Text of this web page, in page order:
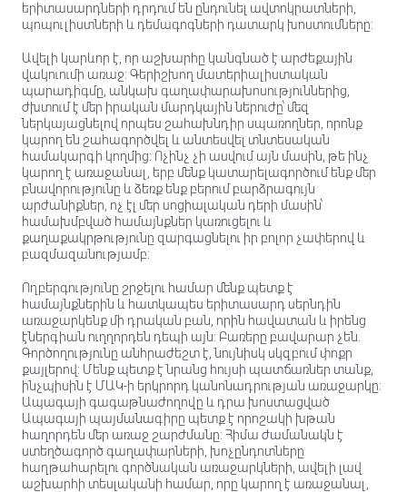
երիտասարդների դրդում են ընդունել ավտոկրատների,
պոպուլիստների և դեմագոգների դատարկ խոստումները:
Ավելի կարևոր է, որ աշխարհը կանգնած է արժեքային
վակուումի առաջ: Գերիշխող մատերիալիստական ​​
պարադիգմը, անկախ գաղափարախոսություններից,
ժխտում է մեր իրական մարդկային ներուժը՝ մեզ
ներկայացնելով որպես շահախնդիր սպառողներ, որոնք
կարող են շահագործվել և անտեսվել տնտեսական
համակարգի կողմից: Ոչինչ չի ասվում այն ​​մասին, թե ինչ
կարող է առաջանալ, երբ մենք կատարելագործում ենք մեր
բնավորությունը և ձեռք ենք բերում բարձրագույն
արժանիքներ, ոչ էլ մեր սոցիալական դերի մասին՝
համախմբված համայնքներ կառուցելու և
քաղաքակրթությունը զարգացնելու իր բոլոր չափերով և
բազմազանությամբ:
Ողբերգությունը շրջելու համար մենք պետք է
համայնքներին և հատկապես երիտասարդ սերնդին
առաջարկենք մի դրական բան, որին հավատան և իրենց
էներգիան ուղղորդեն դեպի այն: Բառերը բավարար չեն.
Գործողությունը անհրաժեշտ է, նույնիսկ սկզբում փոքր
քայլերով: Մենք պետք է նրանց հույսի պատճառներ տանք,
ինչպիսին է ՄԱԿ-ի երկրորդ կանոնադրության առաջարկը:
Ապագայի գագաթնաժողովը և դրա խոստացված
Ապագայի պայմանագիրը պետք է որոշակի խթան
հաղորդեն մեր առաջ շարժմանը: Հիմա ժամանակն է
ստեղծագործ գաղափարների, խոչընդոտները
հաղթահարելու գործնական առաջարկների, ավելի լավ
աշխարհի տեսլականի համար, որը կարող է առաջանալ,